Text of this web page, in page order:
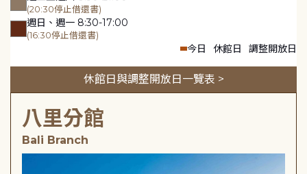
(20:30停止借還書)
週日、週一 8:30-17:00
(16:30停止借還書)
今日 休館日 調整開放日
休館日與調整開放日一覽表 >
八里分館
Bali Branch